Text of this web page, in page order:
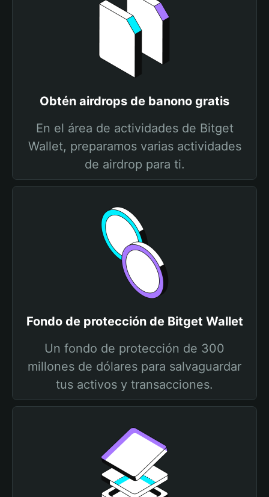
Obtén airdrops de banono gratis
En el área de actividades de Bitget
Wallet, preparamos varias actividades
de airdrop para ti.
Fondo de protección de Bitget Wallet
Un fondo de protección de 300
millones de dólares para salvaguardar
tus activos y transacciones.